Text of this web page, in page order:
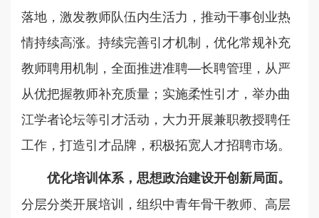
落地，激发教师队伍内生活力，推动干事创业热
情持续高涨。持续完善引才机制，优化常规补充
教师聘用机制，全面推进准聘—长聘管理，从严
从优把握教师补充质量；实施柔性引才，举办曲
江学者论坛等引才活动，大力开展兼职教授聘任
工作，打造引才品牌，积极拓宽人才招聘市场。
优化培训体系，思想政治建设开创新局面。
分层分类开展培训，组织中青年骨干教师、高层